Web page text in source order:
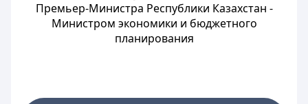
Премьер-Министра Республики Казахстан -
Министром экономики и бюджетного
планирования